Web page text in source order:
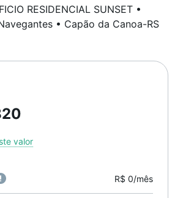
RESIDENCIAL SUNSET •
• Capão da Canoa-RS
valor
R$ 0/mês